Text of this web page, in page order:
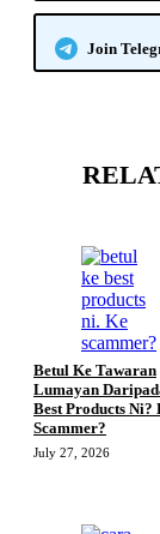
Join
Betul Ke Tawaran
Lumayan
Best Products Ni?
Scammer?
July 27, 2026